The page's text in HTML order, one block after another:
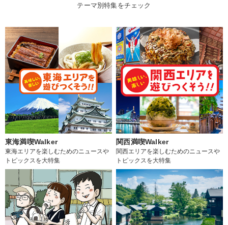
テーマ別特集をチェック
東海満喫Walker
東海エリアを楽しむためのニュースや
トピックスを大特集
関西満喫Walker
関西エリアを楽しむためのニュースや
トピックスを大特集